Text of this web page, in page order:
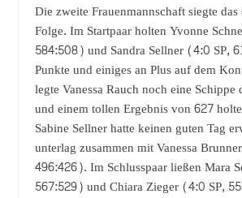
Die zweite Frauenmannschaft siegte
Folge. Im Startpaar holten Yvonne
584:508) und Sandra Sellner (4:0 SP,
Punkte und einiges an Plus auf dem
legte Vanessa Rauch noch eine
und einem tollen Ergebnis von 627
Sabine Sellner hatte keinen guten Tag
unterlag zusammen mit Vanessa
496:426). Im Schlusspaar ließen Mara
567:529) und Chiara Zieger (4:0 SP,